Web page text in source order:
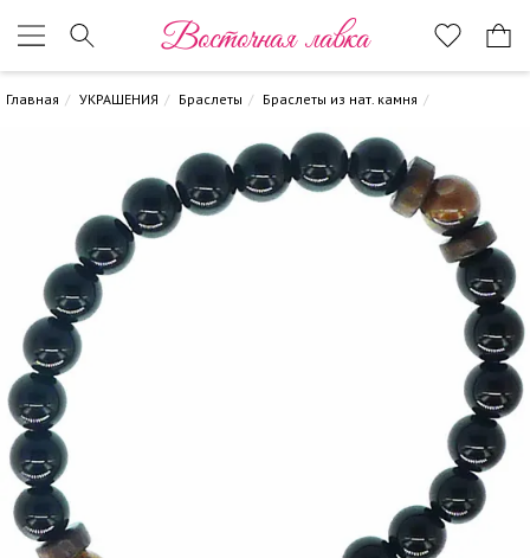
Восточная лавка
Главная УКРАШЕНИЯ Браслеты Браслеты из нат. камня